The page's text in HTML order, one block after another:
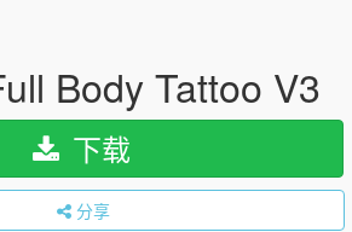
Body Tattoo V3
下载
分享